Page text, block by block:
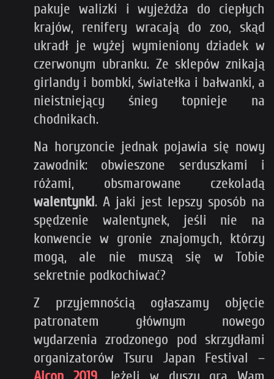
pakuje walizki i wyjeżdża do ciepłych
krajów, renifery wracają do zoo, skąd
ukradł je wyżej wymieniony dziadek w
czerwonym ubranku. Ze sklepów znikają
girlandy i bombki, światełka i bałwanki, a
nieistniejący śnieg topnieje na
chodnikach.
Na horyzoncie jednak pojawia się nowy
zawodnik: obwieszone serduszkami i
różami, obsmarowane czekoladą
walentynki. A jaki jest lepszy sposób na
spędzenie walentynek, jeśli nie na
konwencie w gronie znajomych, którzy
mogą, ale nie muszą się w Tobie
sekretnie podkochiwać?
Z przyjemnością ogłaszamy objęcie
patronatem głównym nowego
wydarzenia zrodzonego pod skrzydłami
organizatorów Tsuru Japan Festival –